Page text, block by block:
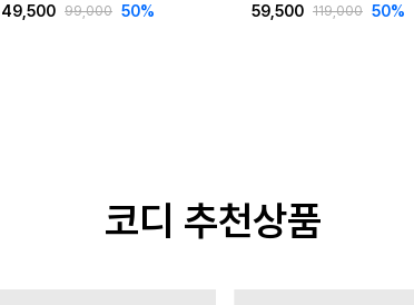
49,500 99,000 50% 59,500 119,000 50%
코디 추천상품